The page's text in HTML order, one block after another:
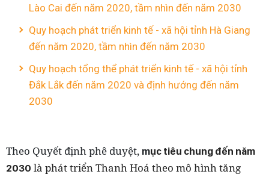
Lào Cai đến năm 2020, tầm nhìn đến năm 2030
Quy hoạch phát triển kinh tế - xã hội tỉnh Hà Giang
đến năm 2020, tầm nhìn đến năm 2030
Quy hoạch tổng thể phát triển kinh tế - xã hội tỉnh
Đắk Lắk đến năm 2020 và định hướng đến năm
2030
Theo Quyết định phê duyệt, mục tiêu chung đến năm
2030 là phát triển Thanh Hoá theo mô hình tăng